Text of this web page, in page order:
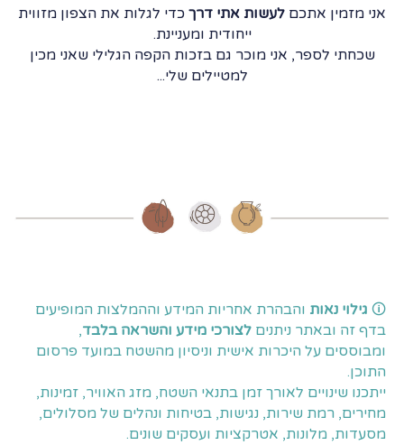
אני מזמין אתכם לעשות אתי דרך כדי לגלות את הצפון מזווית
ייחודית ומעניינת.
שכחתי לספר, אני מוכר גם בזכות הקפה הגלילי שאני מכין
למטיילים שלי...
🛈 גילוי נאות והבהרת אחריות המידע וההמלצות המופיעים
בדף זה ובאתר ניתנים לצורכי מידע והשראה בלבד,
ומבוססים על היכרות אישית וניסיון מהשטח במועד פרסום
התוכן.
ייתכנו שינויים לאורך זמן בתנאי השטח, מזג האוויר, זמינות,
מחירים, רמת שירות, נגישות, בטיחות ונהלים של מסלולים,
מסעדות, מלונות, אטרקציות ועסקים שונים.